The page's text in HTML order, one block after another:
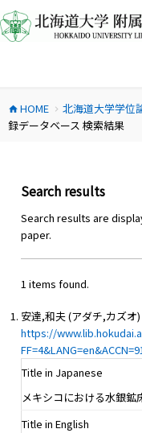
ン
テ
ス
キ
home HOME chevron_right 北海道大学学位
録データベース 検索結果
Search results
Search results are
paper.
1 items found.
安達,和夫 (アダチ,カズオ)
https://
Title in Japanese
メキシコにおける水銀鉱
Title in English